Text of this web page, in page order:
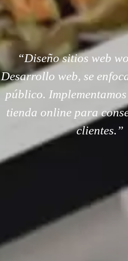
“Diseño sitios web
Desarrollo web, se
público.
tienda online para
clientes.”